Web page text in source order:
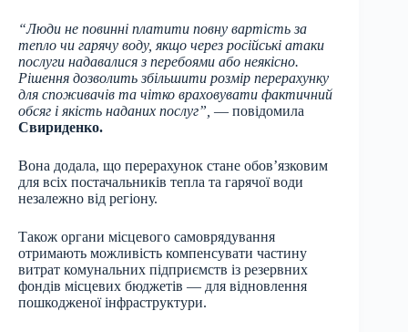
“Люди не повинні платити повну вартість за
тепло чи гарячу воду, якщо через російські атаки
послуги надавалися з перебоями або неякісно.
Рішення дозволить збільшити розмір перерахунку
для споживачів та чітко враховувати фактичний
обсяг і якість наданих послуг”, — повідомила
Свириденко.
Вона додала, що перерахунок стане обов’язковим
для всіх постачальників тепла та гарячої води
незалежно від регіону.
Також органи місцевого самоврядування
отримають можливість компенсувати частину
витрат комунальних підприємств із резервних
фондів місцевих бюджетів — для відновлення
пошкодженої інфраструктури.